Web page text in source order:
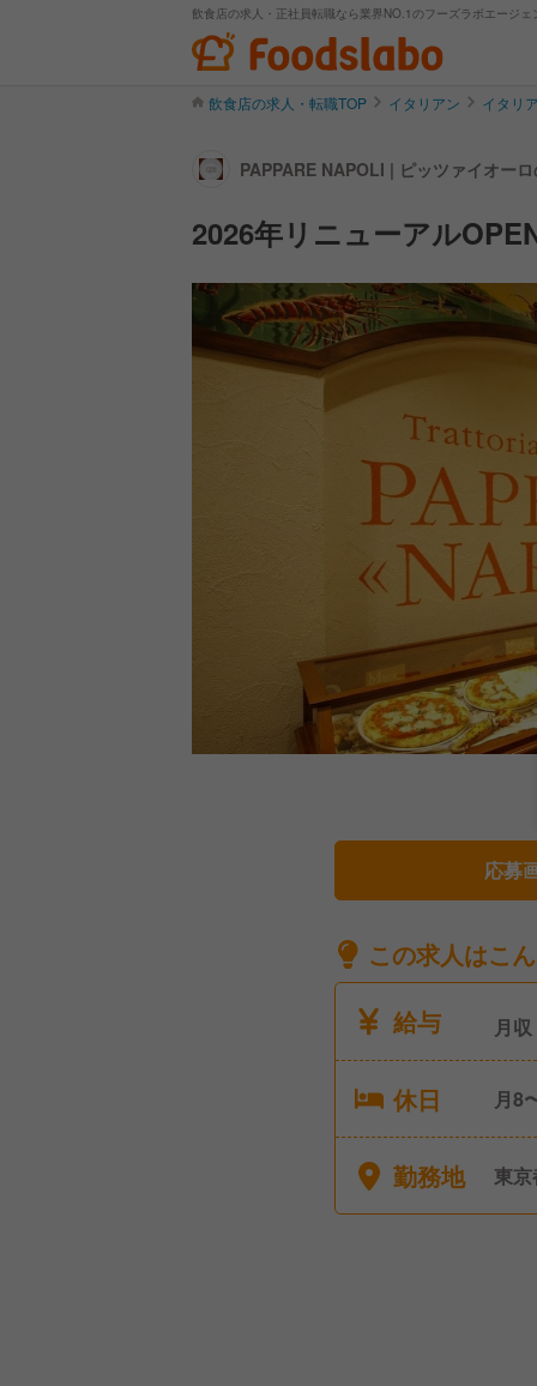
飲食店の求人・正社員転職なら業界NO.1のフーズラボエージェ
飲食店の求人・転職TOP イタリアン イタリ
PAPPARE NAPOLI | ピッツァイオー
2026年リニューアル
応募
この求人はこ
給与
月収
休日
月8
勤務地 東